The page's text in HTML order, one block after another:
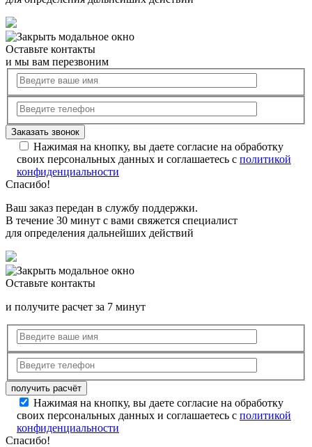
Оставьте контакты
и мы вам перезвоним
Нажимая на кнопку, вы даете согласие на обработку
своих персональных данных и соглашаетесь с политикой
конфиденциальности
Спасибо!
Ваш заказ передан в службу поддержки.
В течение 30 минут с вами свяжется специалист
для определения дальнейших действий
Оставьте контакты
и получите расчет за 7 минут
Нажимая на кнопку, вы даете согласие на обработку
своих персональных данных и соглашаетесь с политикой
конфиденциальности
Спасибо!